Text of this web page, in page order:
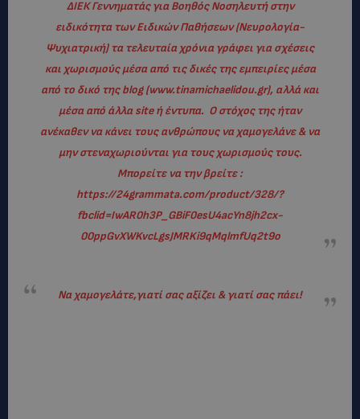
ΔΙΕΚ Γεννηματάς για Βοηθός Νοσηλευτή στην
ειδικότητα των Ειδικών Παθήσεων (Νευρολογία-
Ψυχιατρική) τα τελευταία χρόνια γράφει για σχέσεις
και χωρισμούς μέσα από τις δικές της εμπειρίες μέσα
από το δικό της blog (www.tinamichaelidou.gr), αλλά και
μέσα από άλλα site ή έντυπα. Ο στόχος της ήταν
ανέκαθεν να κάνει τους ανθρώπους να χαμογελάνε & να
μην στεναχωριούνται για τους χωρισμούς τους.
Μπορείτε να την βρείτε :
https://24grammata.com/product/328/?
fbclid=IwAR0h3P_GBiF0esU4acYn8jh2cx-
00ppGvXWKvcLgsJMRKi9qMqlmfUq2t9o
Να χαμογελάτε,γιατί σας αξίζει & γιατί σας πάει!